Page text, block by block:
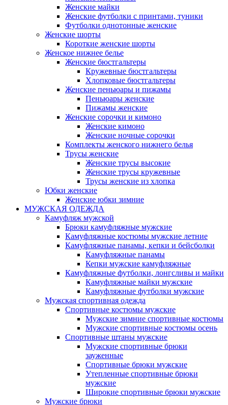
Женские майки
Женские футболки с принтами, туники
Футболки однотонные женские
Женские шорты
Короткие женские шорты
Женское нижнее белье
Женские бюстгальтеры
Кружевные бюстгальтеры
Хлопковые бюстгальтеры
Женские пеньюары и пижамы
Пеньюары женские
Пижамы женские
Женские сорочки и кимоно
Женские кимоно
Женские ночные сорочки
Комплекты женского нижнего белья
Трусы женские
Женские трусы высокие
Женские трусы кружевные
Трусы женские из хлопка
Юбки женские
Женские юбки зимние
МУЖСКАЯ ОДЕЖДА
Камуфляж мужской
Брюки камуфляжные мужские
Камуфляжные костюмы мужские летние
Камуфляжные панамы, кепки и бейсболки
Камуфляжные панамы
Кепки мужские камуфляжные
Камуфляжные футболки, лонгсливы и майки
Камуфляжные майки мужские
Камуфляжные футболки мужские
Мужская спортивная одежда
Спортивные костюмы мужские
Мужские зимние спортивные костюмы
Мужские спортивные костюмы осень
Спортивные штаны мужские
Мужские спортивные брюки
зауженные
Спортивные брюки мужские
Утепленные спортивные брюки
мужские
Широкие спортивные брюки мужские
Мужские брюки